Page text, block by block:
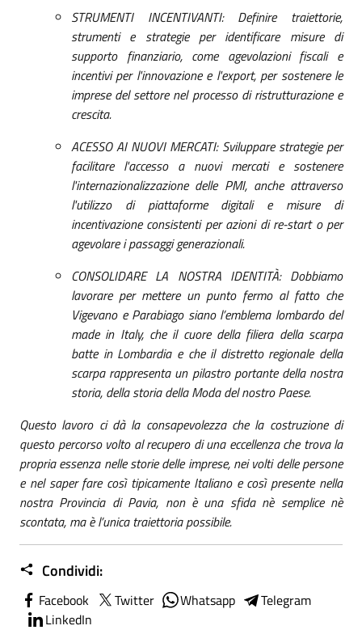
STRUMENTI INCENTIVANTI: Definire traiettorie,
strumenti e strategie per identificare misure di
supporto finanziario, come agevolazioni fiscali e
incentivi per l'innovazione e l'export, per sostenere le
imprese del settore nel processo di ristrutturazione e
crescita.
ACESSO AI NUOVI MERCATI: Sviluppare strategie per
facilitare l'accesso a nuovi mercati e sostenere
l'internazionalizzazione delle PMI, anche attraverso
l'utilizzo di piattaforme digitali e misure di
incentivazione consistenti per azioni di re-start o per
agevolare i passaggi generazionali.
CONSOLIDARE LA NOSTRA IDENTITÀ: Dobbiamo
lavorare per mettere un punto fermo al fatto che
Vigevano e Parabiago siano l’emblema lombardo del
made in Italy, che il cuore della filiera della scarpa
batte in Lombardia e che il distretto regionale della
scarpa rappresenta un pilastro portante della nostra
storia, della storia della Moda del nostro Paese.
Questo lavoro ci dà la consapevolezza che la costruzione di
questo percorso volto al recupero di una eccellenza che trova la
propria essenza nelle storie delle imprese, nei volti delle persone
e nel saper fare così tipicamente Italiano e così presente nella
nostra Provincia di Pavia, non è una sfida nè semplice nè
scontata, ma è l’unica traiettoria possibile.
Condividi:
Facebook Twitter Whatsapp
Telegram
LinkedIn